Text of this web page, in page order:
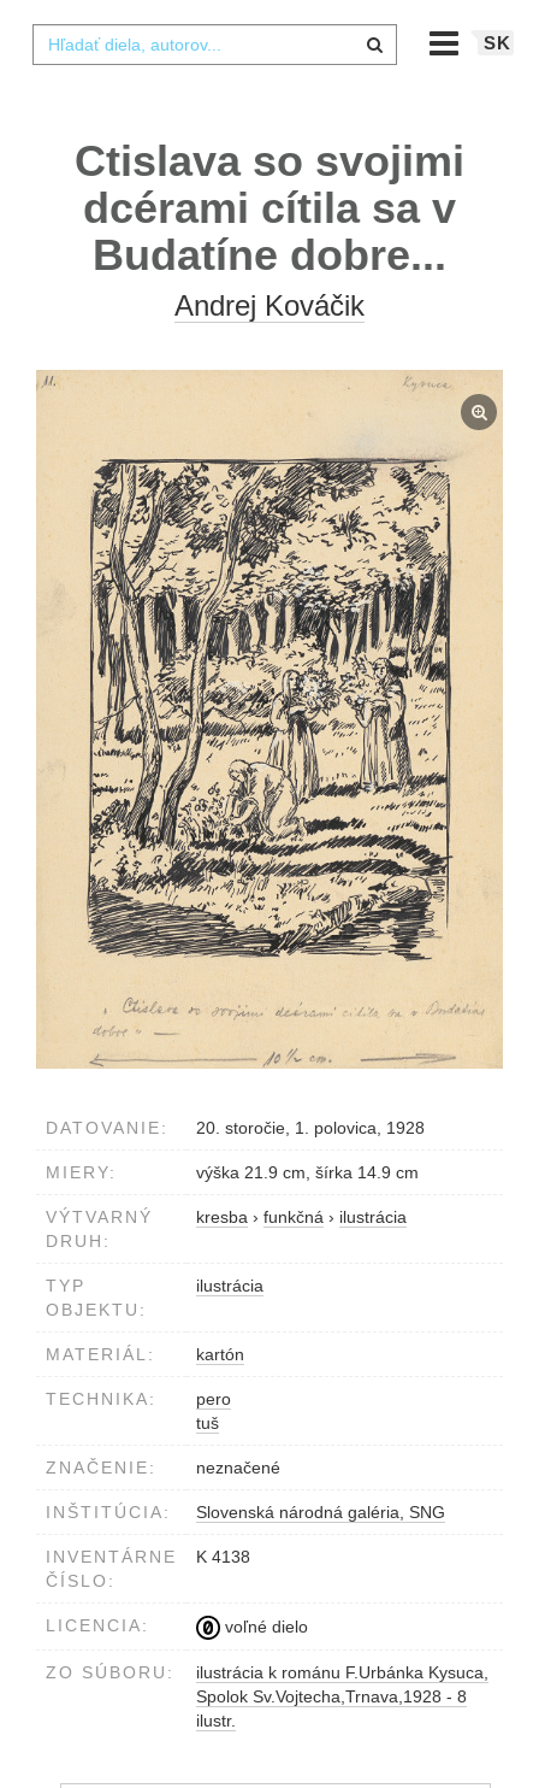
SK
Ctislava so svojimi
dcérami cítila sa v
Budatíne dobre...
Andrej Kováčik
DATOVANIE: 20. storočie, 1. polovica, 1928
MIERY: výška 21.9 cm, šírka 14.9 cm
VÝTVARNÝ
DRUH:
kresba › funkčná › ilustrácia
TYP
OBJEKTU:
ilustrácia
MATERIÁL: kartón
TECHNIKA:
pero
tuš
ZNAČENIE: neznačené
INŠTITÚCIA: Slovenská národná galéria, SNG
INVENTÁRNE
ČÍSLO:
K 4138
LICENCIA: voľné dielo
ZO SÚBORU:
ilustrácia k románu F.Urbánka Kysuca,
Spolok Sv.Vojtecha,Trnava,1928 - 8
ilustr.